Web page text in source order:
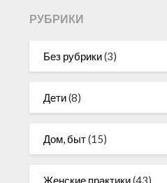
РУБРИКИ
Без рубрики(3)
Дети(8)
Дом, быт(15)
Женские практики(43)